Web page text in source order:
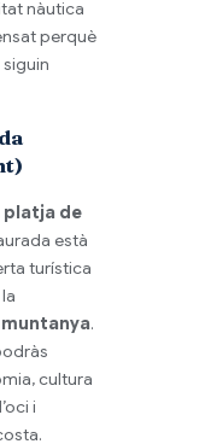
nàutica
perquè
platja de
està
turística
.
cultura
i